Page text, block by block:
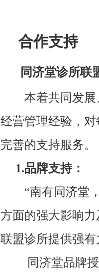
合作支持
同济堂诊所联
本着共同发展
经营管理经验，
完善的支持服务。
1.品牌支持：
“南有同济堂，
方面的强大影响
联盟诊所提供强
同济堂品牌授